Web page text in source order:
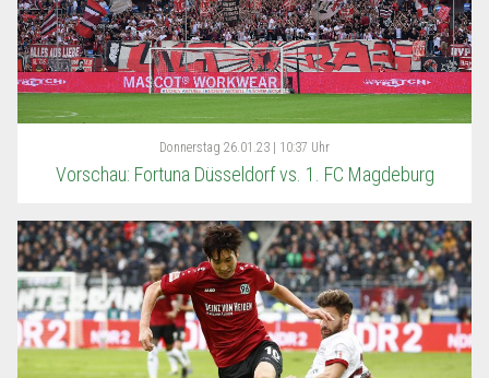
Donnerstag 26.01.23 | 10:37 Uhr
Vorschau: Fortuna Düsseldorf vs. 1. FC Magdeburg